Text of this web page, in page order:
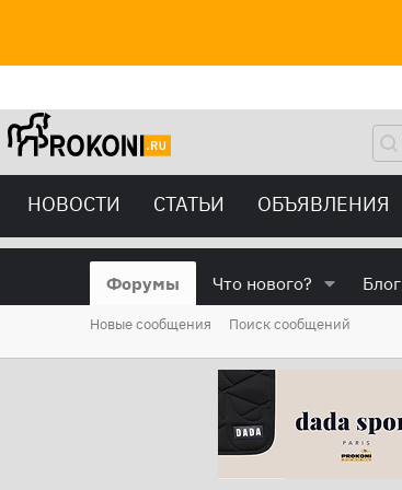
НОВОСТИ СТАТЬИ ОБЪЯВЛЕНИЯ
Форумы Что нового? Блог
Новые сообщения Поиск сообщений